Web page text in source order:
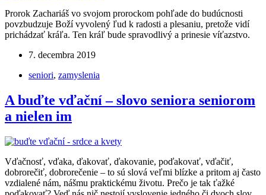
Prorok Zachariáš vo svojom prorockom pohľade do budúcnosti
povzbudzuje Boží vyvolený ľud k radosti a plesaniu, pretože vidí
prichádzať kráľa. Ten kráľ bude spravodlivý a prinesie víťazstvo.
7. decembra 2019
seniori, zamyslenia
A buďte vďační – slovo seniora seniorom
a nielen im
Vďačnosť, vďaka, ďakovať, ďakovanie, poďakovať, vďačiť,
dobrorečiť, dobrorečenie – to sú slová veľmi blízke a pritom aj často
vzdialené nám, nášmu praktickému životu. Prečo je tak ťažké